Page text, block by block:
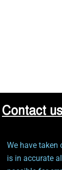
Contact us
We have taken
is in accurate